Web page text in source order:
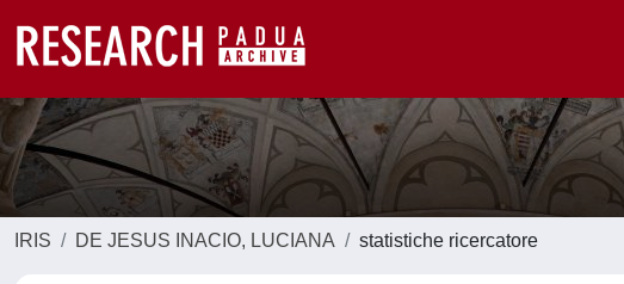
IRIS DE JESUS INACIO, LUCIANA statistiche ricercatore